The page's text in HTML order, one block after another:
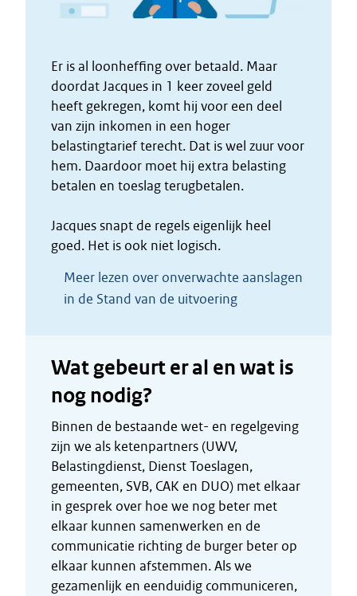
Er is al loonheffing over betaald. Maar
doordat Jacques in 1 keer zoveel geld
heeft gekregen, komt hij voor een deel
van zijn inkomen in een hoger
belastingtarief terecht. Dat is wel zuur voor
hem. Daardoor moet hij extra belasting
betalen en toeslag terugbetalen.
Jacques snapt de regels eigenlijk heel
goed. Het is ook niet logisch.
Meer lezen over onverwachte aanslagen
in de Stand van de uitvoering
Wat gebeurt er al en wat is
nog nodig?
Binnen de bestaande wet- en regelgeving
zijn we als ketenpartners (UWV,
Belastingdienst, Dienst Toeslagen,
gemeenten, SVB, CAK en DUO) met elkaar
in gesprek over hoe we nog beter met
elkaar kunnen samenwerken en de
communicatie richting de burger beter op
elkaar kunnen afstemmen. Als we
gezamenlijk en eenduidig communiceren,